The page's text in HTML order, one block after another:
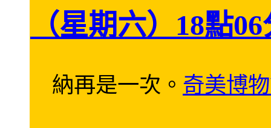
（星期六）18點
納再是一次。 奇美博